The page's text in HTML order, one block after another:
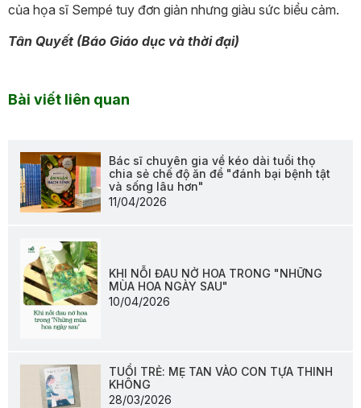
của họa sĩ Sempé tuy đơn giản nhưng giàu sức biểu cảm.
Tân Quyết (Báo Giáo dục và thời đại)
Bài viết liên quan
Bác sĩ chuyên gia về kéo dài tuổi thọ
chia sẻ chế độ ăn để "đánh bại bệnh tật
và sống lâu hơn"
11/04/2026
KHI NỖI ĐAU NỞ HOA TRONG "NHỮNG
MÙA HOA NGÀY SAU"
10/04/2026
TUỔI TRẺ: MẸ TAN VÀO CON TỰA THINH
KHÔNG
28/03/2026